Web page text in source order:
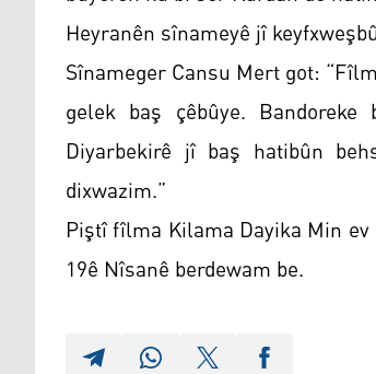
Heyranên sînameyê jî
Sînameger Cansu Mert got:
gelek baş çêbûye.
Diyarbekirê jî baş hatibûn
dixwazim.”
Piştî fîlma Kilama Dayika Min
19ê Nîsanê berdewam be.